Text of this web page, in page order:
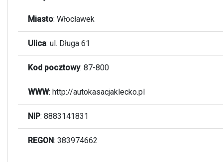
Miasto: Włocławek
Ulica: ul. Długa 61
Kod pocztowy: 87-800
WWW: http://autokasacjaklecko.pl
NIP: 8883141831
REGON: 383974662